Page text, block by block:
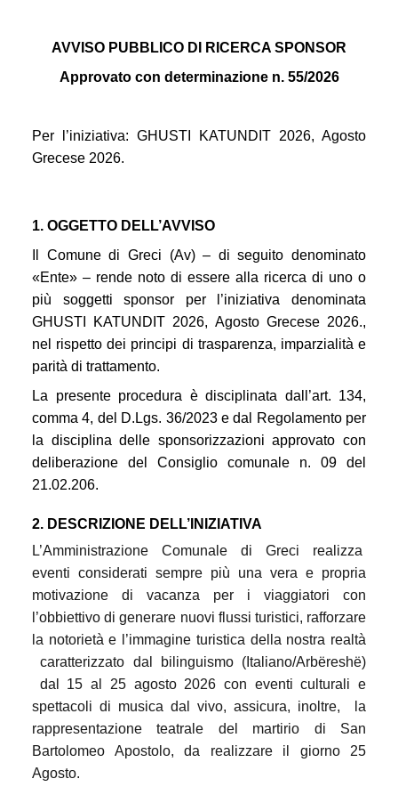
AVVISO PUBBLICO DI RICERCA SPONSOR
Approvato con determinazione n. 55/2026
Per l’iniziativa: GHUSTI KATUNDIT 2026, Agosto
Grecese 2026.
1. OGGETTO DELL’AVVISO
Il Comune di Greci (Av) – di seguito denominato
«Ente» – rende noto di essere alla ricerca di uno o
più soggetti sponsor per l’iniziativa denominata
GHUSTI KATUNDIT 2026, Agosto Grecese 2026.,
nel rispetto dei principi di trasparenza, imparzialità e
parità di trattamento.
La presente procedura è disciplinata dall’art. 134,
comma 4, del D.Lgs. 36/2023 e dal Regolamento per
la disciplina delle sponsorizzazioni approvato con
deliberazione del Consiglio comunale n. 09 del
21.02.206.
2. DESCRIZIONE DELL’INIZIATIVA
L’Amministrazione Comunale di Greci realizza
eventi considerati sempre più una vera e propria
motivazione di vacanza per i viaggiatori con
l’obbiettivo di generare nuovi flussi turistici, rafforzare
la notorietà e l’immagine turistica della nostra realtà
caratterizzato dal bilinguismo (Italiano/Arbëreshë)
dal 15 al 25 agosto 2026 con eventi culturali e
spettacoli di musica dal vivo, assicura, inoltre,
la
rappresentazione teatrale del martirio di San
Bartolomeo Apostolo, da realizzare il giorno 25
Agosto.